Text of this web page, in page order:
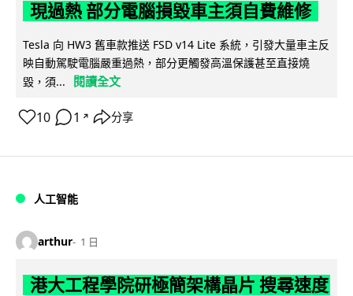
現過熱 部分電腦損毀車主須自費維修
Tesla 向 HW3 舊車款推送 FSD v14 Lite 系統，引發大量車主反
映自動駕駛電腦嚴重過熱，部分更觸發高溫保護甚至直接燒
毀，須...
閱讀全文
10 1 ↗ 分享
人工智能
arthur 1 日
港大工程學院研極簡架構晶片 搜尋速度